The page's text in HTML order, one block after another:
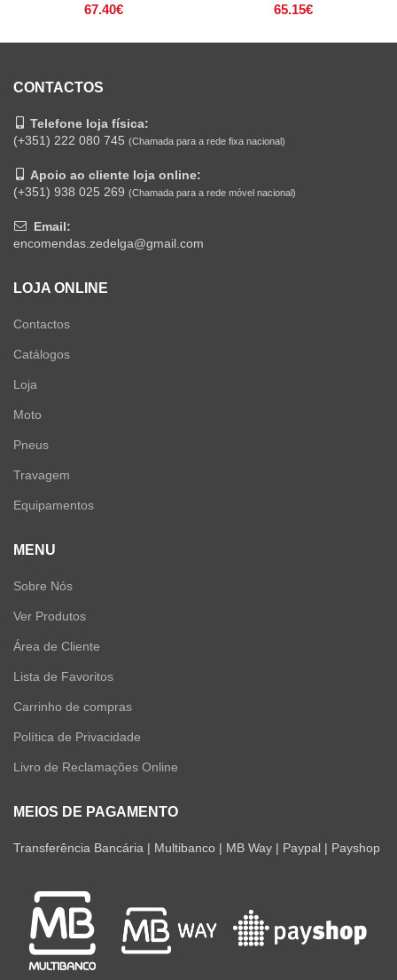
67.40€ 65.15€
CONTACTOS
Telefone loja física:
(+351) 222 080 745 (Chamada para a rede fixa nacional)
Apoio ao cliente loja online:
(+351) 938 025 269 (Chamada para a rede móvel nacional)
Email:
encomendas.zedelga@gmail.com
LOJA ONLINE
Contactos
Catálogos
Loja
Moto
Pneus
Travagem
Equipamentos
MENU
Sobre Nós
Ver Produtos
Área de Cliente
Lista de Favoritos
Carrinho de compras
Política de Privacidade
Livro de Reclamações Online
MEIOS DE PAGAMENTO
Transferência Bancária | Multibanco | MB Way | Paypal | Payshop